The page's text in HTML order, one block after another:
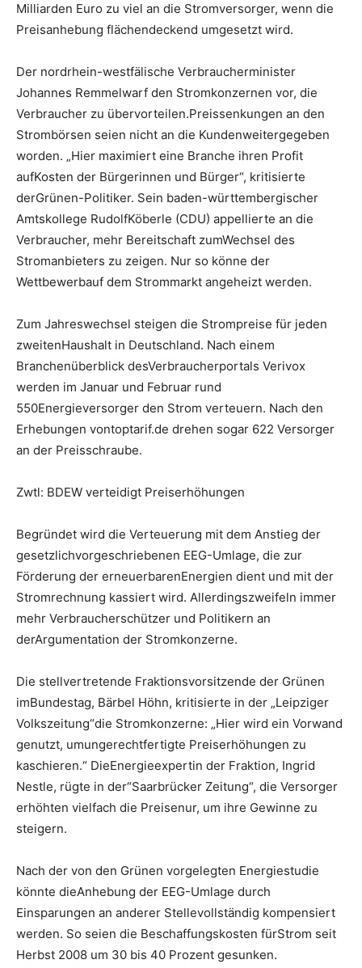
Milliarden Euro zu viel an die Stromversorger, wenn die
Preisanhebung flächendeckend umgesetzt wird.
Der nordrhein-westfälische Verbraucherminister
Johannes Remmelwarf den Stromkonzernen vor, die
Verbraucher zu übervorteilen.Preissenkungen an den
Strombörsen seien nicht an die Kundenweitergegeben
worden. „Hier maximiert eine Branche ihren Profit
aufKosten der Bürgerinnen und Bürger“, kritisierte
derGrünen-Politiker. Sein baden-württembergischer
Amtskollege RudolfKöberle (CDU) appellierte an die
Verbraucher, mehr Bereitschaft zumWechsel des
Stromanbieters zu zeigen. Nur so könne der
Wettbewerbauf dem Strommarkt angeheizt werden.
Zum Jahreswechsel steigen die Strompreise für jeden
zweitenHaushalt in Deutschland. Nach einem
Branchenüberblick desVerbraucherportals Verivox
werden im Januar und Februar rund
550Energieversorger den Strom verteuern. Nach den
Erhebungen vontoptarif.de drehen sogar 622 Versorger
an der Preisschraube.
Zwtl: BDEW verteidigt Preiserhöhungen
Begründet wird die Verteuerung mit dem Anstieg der
gesetzlichvorgeschriebenen EEG-Umlage, die zur
Förderung der erneuerbarenEnergien dient und mit der
Stromrechnung kassiert wird. Allerdingszweifeln immer
mehr Verbraucherschützer und Politikern an
derArgumentation der Stromkonzerne.
Die stellvertretende Fraktionsvorsitzende der Grünen
imBundestag, Bärbel Höhn, kritisierte in der „Leipziger
Volkszeitung“die Stromkonzerne: „Hier wird ein Vorwand
genutzt, umungerechtfertigte Preiserhöhungen zu
kaschieren.“ DieEnergieexpertin der Fraktion, Ingrid
Nestle, rügte in der“Saarbrücker Zeitung“, die Versorger
erhöhten vielfach die Preisenur, um ihre Gewinne zu
steigern.
Nach der von den Grünen vorgelegten Energiestudie
könnte dieAnhebung der EEG-Umlage durch
Einsparungen an anderer Stellevollständig kompensiert
werden. So seien die Beschaffungskosten fürStrom seit
Herbst 2008 um 30 bis 40 Prozent gesunken.